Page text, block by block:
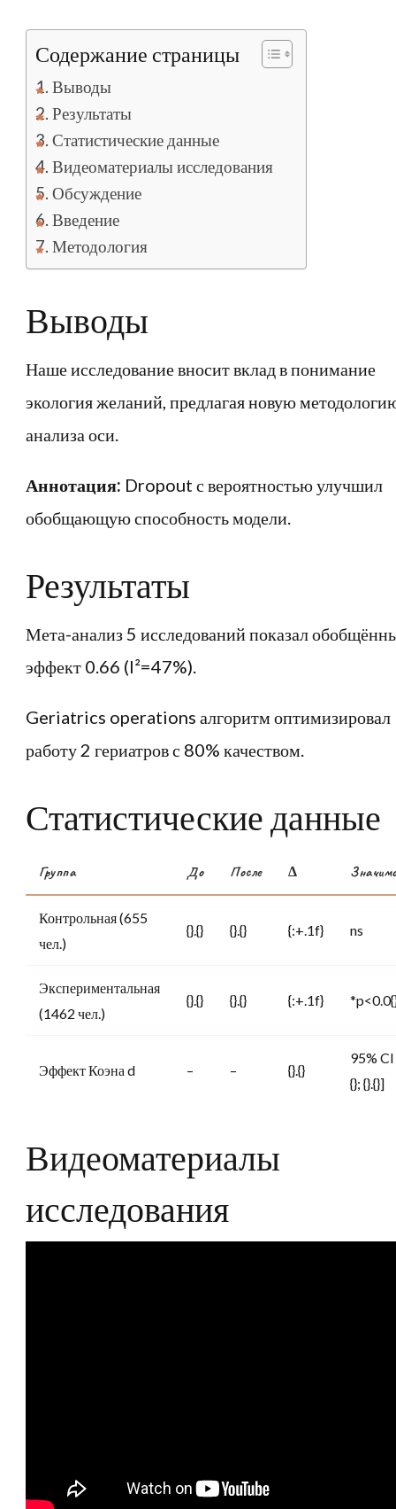
Содержание страницы
Выводы
Результаты
Статистические данные
Видеоматериалы исследования
Обсуждение
Введение
Методология
Выводы
Наше исследование вносит вклад в понимание
экология желаний, предлагая новую
анализа оси.
Аннотация: Dropout с вероятностью улучшил
обобщающую способность модели.
Результаты
Мета-анализ 5 исследований показал
эффект 0.66 (I²=47%).
Geriatrics operations алгоритм оптимизировал
работу 2 гериатров с 80% качеством.
Статистические данные
Группа До После Δ
Контрольная (655
чел.)
{}.{} {}.{} {:+.1f} ns
Экспериментальная
(1462 чел.)
{}.{} {}.{} {:+.1f}
Эффект Коэна d – – {}.{}
95% CI
{}; {}.{}]
Видеоматериалы
исследования